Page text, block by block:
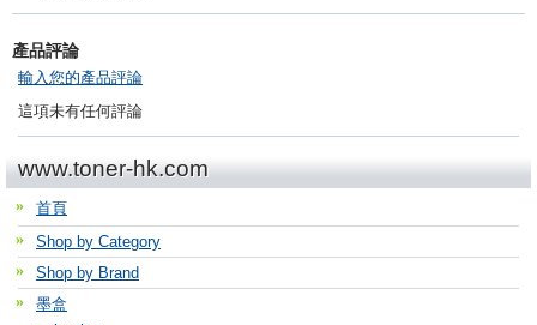
產品評論
輸入您的產品評論
這項未有任何評論
www.toner-hk.com
首頁
Shop by Category
Shop by Brand
墨盒